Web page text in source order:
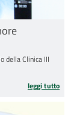
della Clinica III
leggi tutto